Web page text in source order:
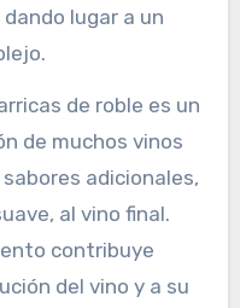
lugar a un
de roble es un
de muchos vinos
adicionales,
al vino final.
contribuye
del vino y a su